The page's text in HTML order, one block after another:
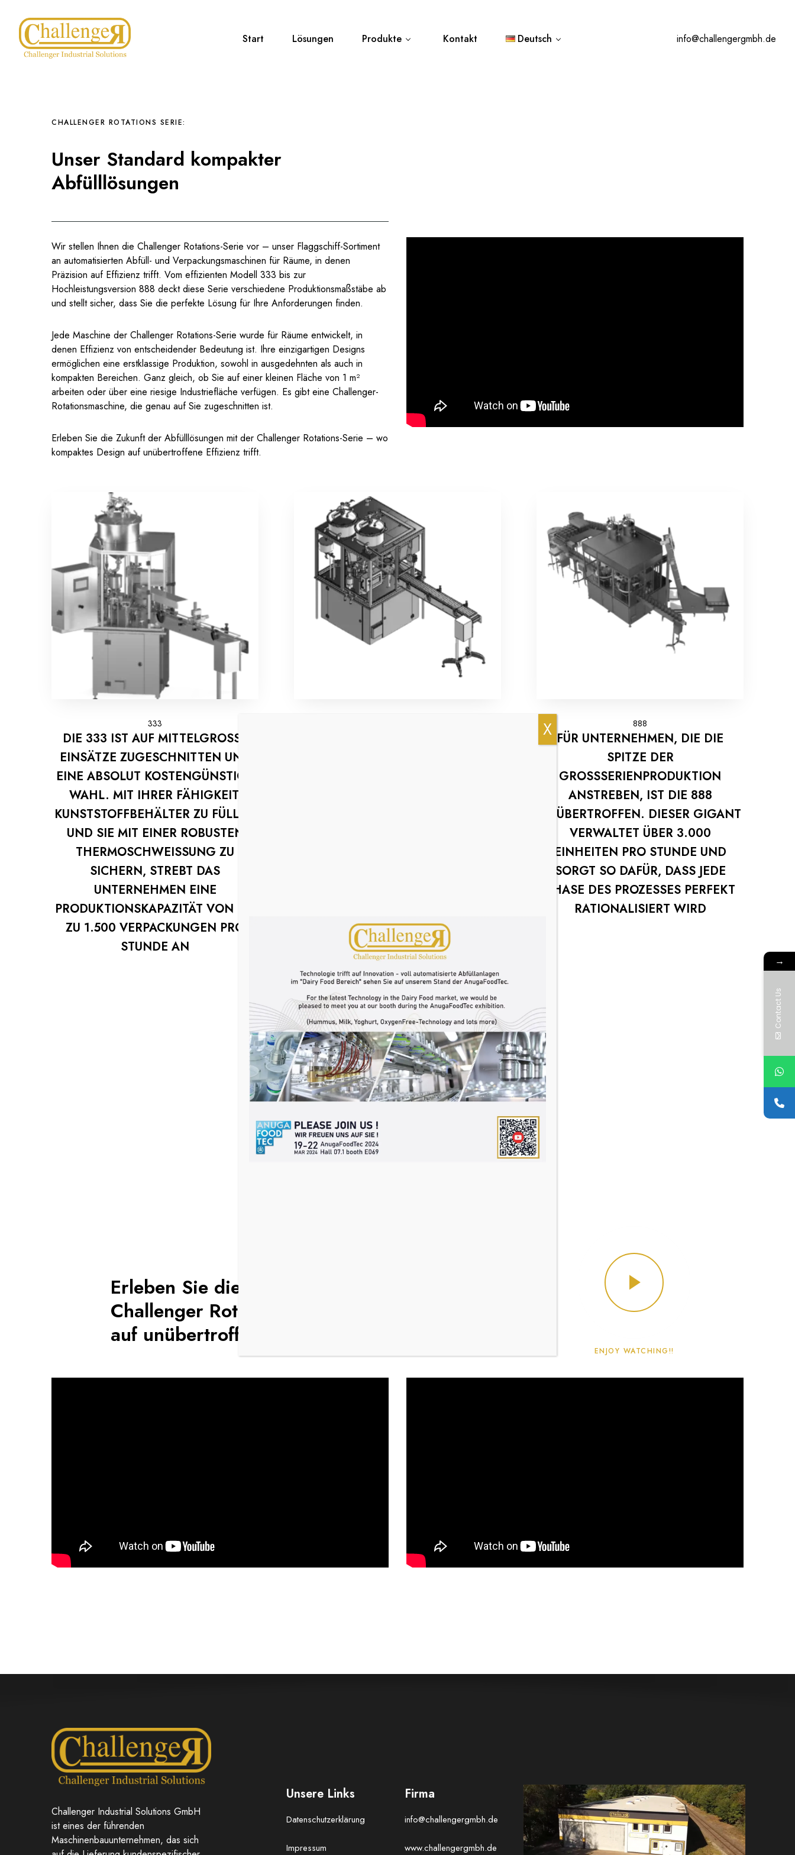
Start Lösungen Produkte Kontakt Deutsch info@challengergmbh.de
CHALLENGER ROTATIONS SERIE:
Unser Standard kompakter
Abfülllösungen
Wir stellen Ihnen die Challenger Rotations-Serie vor – unser Flaggschiff-Sortiment
an automatisierten Abfüll- und Verpackungsmaschinen für Räume, in denen
Präzision auf Effizienz trifft. Vom effizienten Modell 333 bis zur
Hochleistungsversion 888 deckt diese Serie verschiedene Produktionsmaßstäbe ab
und stellt sicher, dass Sie die perfekte Lösung für Ihre Anforderungen finden.
Jede Maschine der Challenger Rotations-Serie wurde für Räume entwickelt, in
denen Effizienz von entscheidender Bedeutung ist. Ihre einzigartigen Designs
ermöglichen eine erstklassige Produktion, sowohl in ausgedehnten als auch in
kompakten Bereichen. Ganz gleich, ob Sie auf einer kleinen Fläche von 1 m²
arbeiten oder über eine riesige Industriefläche verfügen. Es gibt eine Challenger-
Rotationsmaschine, die genau auf Sie zugeschnitten ist.
Erleben Sie die Zukunft der Abfülllösungen mit der Challenger Rotations-Serie – wo
kompaktes Design auf unübertroffene Effizienz trifft.
333
DIE 333 IST AUF MITTELGROSSE
EINSÄTZE ZUGESCHNITTEN UND
EINE ABSOLUT KOSTENGÜNSTIGE
WAHL. MIT IHRER FÄHIGKEIT,
KUNSTSTOFFBEHÄLTER ZU FÜLLEN
UND SIE MIT EINER ROBUSTEN
THERMOSCHWEISSUNG ZU
SICHERN, STREBT DAS
UNTERNEHMEN EINE
PRODUKTIONSKAPAZITÄT VON BIS
ZU 1.500 VERPACKUNGEN PRO
STUNDE AN
FLÜSSIGKEITEN ODER
HALBFLÜSSIGKEITEN, DIESE
MASCHINE FÜLLT EINE VIELZAHL
VON KUNSTSTOFFBEHÄLTERN IN
VERSCHIEDENEN GRÖSSEN UND
FORMEN. DIE FÜNF SCHRITTE
GEHEN NAHTLOS INEINANDER
ÜBER: SCHIEBEN DER LEEREN
BEHÄLTER, PRÄZISES BEFÜLLEN,
AUFSETZEN DER DECKEL,
FEHLERFREIES VERSCHWEISSEN
UND ANSCHLIESSENDE
REIBUNGSLOSE ÜBERGABE DER
888
FÜR UNTERNEHMEN, DIE DIE
SPITZE DER
GROSSSERIENPRODUKTION
ANSTREBEN, IST DIE 888
UNÜBERTROFFEN. DIESER GIGANT
VERWALTET ÜBER 3.000
EINHEITEN PRO STUNDE UND
SORGT SO DAFÜR, DASS JEDE
PHASE DES PROZESSES PERFEKT
RATIONALISIERT WIRD
Erleben Sie die Zukunft der Abfülllösungen mit der
Challenger Rotations-Serie – wo kompaktes Design
auf unübertroffene Effizienz trifft.
ENJOY WATCHING!!
Challenger Industrial Solutions GmbH
ist eines der führenden
Maschinenbauunternehmen, das sich
Unsere Links
Datenschutzerklärung
Impressum
Firma
info@challengergmbh.de
www.challengergmbh.de
→
Contact Us